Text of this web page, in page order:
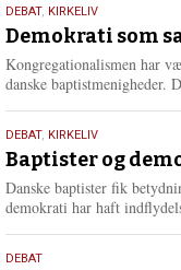
18.
maj
2026
DEBAT, KIRKELIV
Demokrati som
Kongregationalismen har
danske baptistmenigheder.
18.
maj
2026
DEBAT, KIRKELIV
Baptister og
Danske baptister fik
demokrati har haft
18.
DEBAT